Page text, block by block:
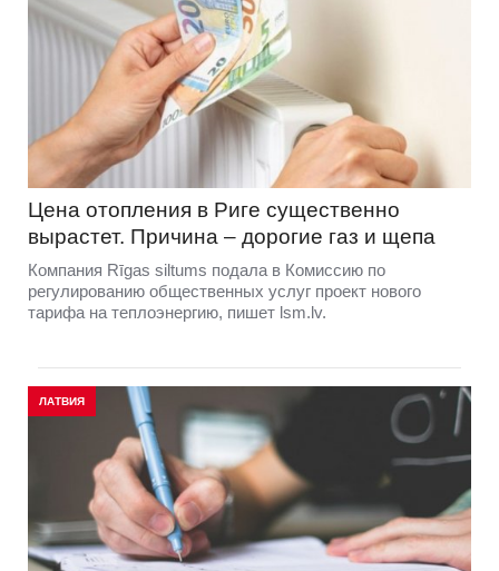
Цена отопления в Риге существенно
вырастет. Причина – дорогие газ и щепа
Компания Rīgas siltums подала в Комиссию по
регулированию общественных услуг проект нового
тарифа на теплоэнергию, пишет lsm.lv.
ЛАТВИЯ